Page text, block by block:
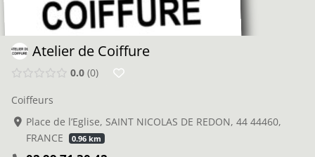
Atelier de Coiffure
0.0 0
Coiffeurs
Place de l’Eglise, SAINT NICOLAS DE REDON, 44 44460,
FRANCE
0.96 km